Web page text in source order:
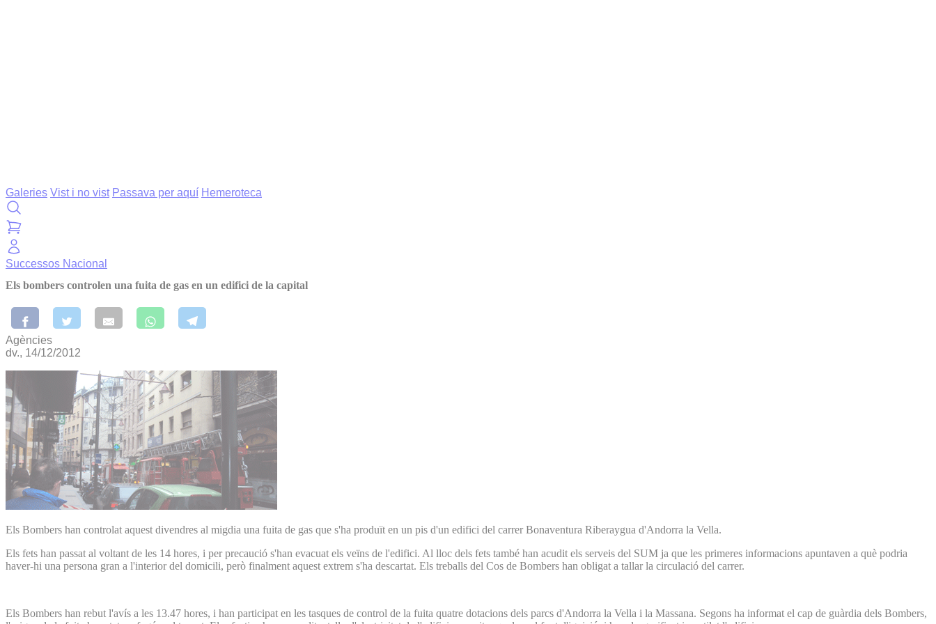
Galeries Vist i no vist Passava per aquí Hemeroteca
Successos Nacional
Els bombers controlen una fuita de gas en un edifici de la capital
Agències
dv., 14/12/2012
Els Bombers han controlat aquest divendres al migdia una fuita de gas que s'ha produït en un pis d'un edifici del carrer Bonaventura Riberaygua d'Andorra la Vella.
Els fets han passat al voltant de les 14 hores, i per precaució s'han evacuat els veïns de l'edifici. Al lloc dels fets també han acudit els serveis del SUM ja que les primeres informacions apuntaven a què podria
haver-hi una persona gran a l'interior del domicili, però finalment aquest extrem s'ha descartat. Els treballs del Cos de Bombers han obligat a tallar la circulació del carrer.
Els Bombers han rebut l'avís a les 13.47 hores, i han participat en les tasques de control de la fuita quatre dotacions dels parcs d'Andorra la Vella i la Massana. Segons ha informat el cap de guàrdia dels Bombers,